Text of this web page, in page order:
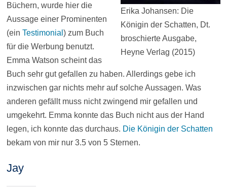
Erika Johansen: Die
Königin der Schatten, Dt.
broschierte Ausgabe,
Heyne Verlag (2015)
Büchern, wurde hier die
Aussage einer Prominenten
(ein Testimonial ) zum Buch
für die Werbung benutzt.
Emma Watson scheint das
Buch sehr gut gefallen zu haben. Allerdings gebe ich
inzwischen gar nichts mehr auf solche Aussagen. Was
anderen gefällt muss nicht zwingend mir gefallen und
umgekehrt. Emma konnte das Buch nicht aus der Hand
legen, ich konnte das durchaus. Die Königin der Schatten
bekam von mir nur 3.5 von 5 Sternen.
Jay